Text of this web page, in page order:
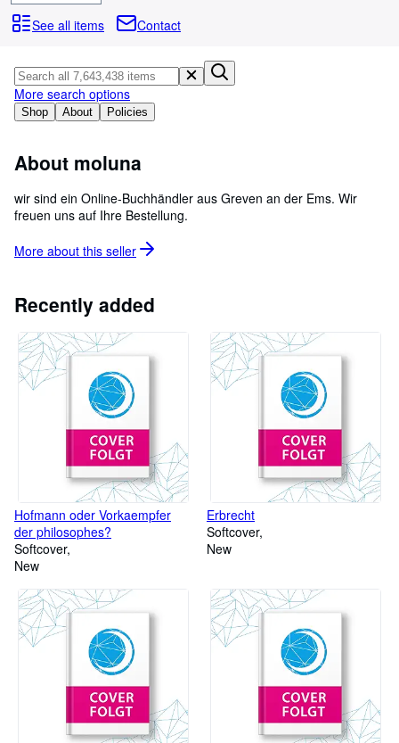
Browse Collections
Art & Collectables
Textbooks
Sellers
Help
See all items
Contact
Shop About Policies
More search options
About moluna
wir sind ein Online-Buchhändler aus Greven an der Ems. Wir
freuen uns auf Ihre Bestellung.
More about this seller
Recently added
Hofmann oder Vorkaempfer
der philosophes?
Softcover
New
Erbrecht
Softcover
New